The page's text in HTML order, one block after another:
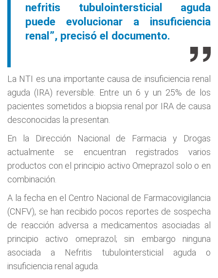
nefritis tubulointersticial aguda
puede evolucionar a insuficiencia
renal”, precisó el documento.
La NTI es una importante causa de insuficiencia renal
aguda (IRA) reversible. Entre un 6 y un 25% de los
pacientes sometidos a biopsia renal por IRA de causa
desconocidas la presentan.
En la Dirección Nacional de Farmacia y Drogas
actualmente se encuentran registrados varios
productos con el principio activo Omeprazol solo o en
combinación.
A la fecha en el Centro Nacional de Farmacovigilancia
(CNFV), se han recibido pocos reportes de sospecha
de reacción adversa a medicamentos asociadas al
principio activo omeprazol; sin embargo ninguna
asociada a Nefritis tubulointersticial aguda o
insuficiencia renal aguda.